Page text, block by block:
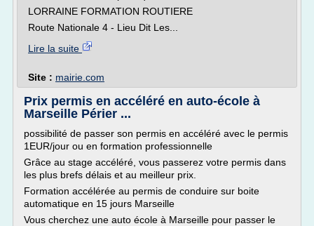
LORRAINE FORMATION ROUTIERE
Route Nationale 4 - Lieu Dit Les...
Lire la suite
Site : mairie.com
Prix permis en accéléré en auto-école à
Marseille Périer ...
possibilité de passer son permis en accéléré avec le permis
1EUR/jour ou en formation professionnelle
Grâce au stage accéléré, vous passerez votre permis dans
les plus brefs délais et au meilleur prix.
Formation accélérée au permis de conduire sur boite
automatique en 15 jours Marseille
Vous cherchez une auto école à Marseille pour passer le